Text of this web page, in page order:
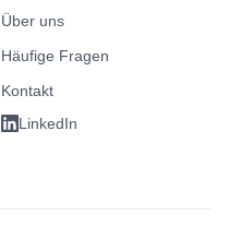
Über uns
Häufige Fragen
Kontakt
LinkedIn